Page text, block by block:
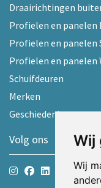
Wij
Wij
Draairichtingen
Profielen en panelen
Profielen en panelen
Profielen en panelen
Schuifdeuren
Merken
Geschiedenis
Volg ons